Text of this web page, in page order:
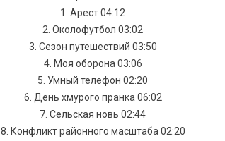
1. Арест 04:12
2. Околофутбол 03:02
3. Сезон путешествий 03:50
4. Моя оборона 03:06
5. Умный телефон 02:20
6. День хмурого пранка 06:02
7. Сельская новь 02:44
8. Конфликт районного масштаба 02:20